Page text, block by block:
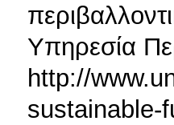
Υπηρεσία
http://
sustainable-